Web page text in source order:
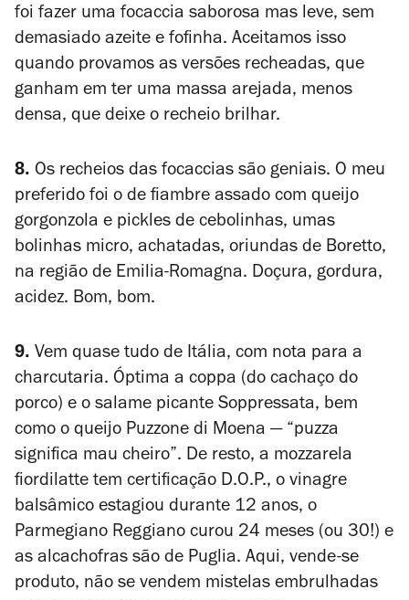
foi fazer uma focaccia saborosa mas leve, sem
demasiado azeite e fofinha. Aceitamos isso
quando provamos as versões recheadas, que
ganham em ter uma massa arejada, menos
densa, que deixe o recheio brilhar.
8. Os recheios das focaccias são geniais. O meu
preferido foi o de fiambre assado com queijo
gorgonzola e pickles de cebolinhas, umas
bolinhas micro, achatadas, oriundas de Boretto,
na região de Emilia-Romagna. Doçura, gordura,
acidez. Bom, bom.
9. Vem quase tudo de Itália, com nota para a
charcutaria. Óptima a coppa (do cachaço do
porco) e o salame picante Soppressata, bem
como o queijo Puzzone di Moena — “puzza
significa mau cheiro”. De resto, a mozzarela
fiordilatte tem certificação D.O.P., o vinagre
balsâmico estagiou durante 12 anos, o
Parmegiano Reggiano curou 24 meses (ou 30!) e
as alcachofras são de Puglia. Aqui, vende-se
produto, não se vendem mistelas embrulhadas